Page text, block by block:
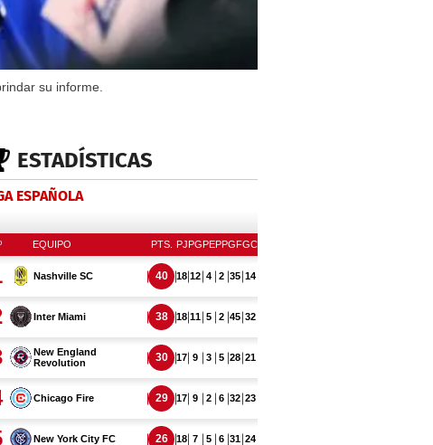
su informe.
ESTADÍSTICAS
ESPAÑOLA